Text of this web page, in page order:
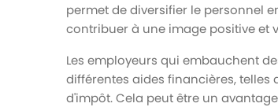
permet de diversifier le personnel
contribuer à une image positive et
Les employeurs qui embauchent
différentes aides financières, telles
d'impôt. Cela peut être un